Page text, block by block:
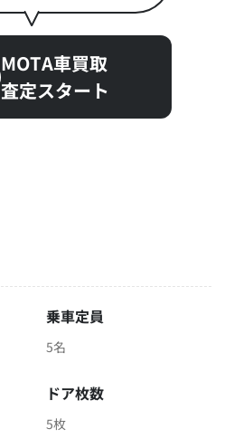
MOTA車買取
査定スタート
乗車定員
5名
ドア枚数
5枚